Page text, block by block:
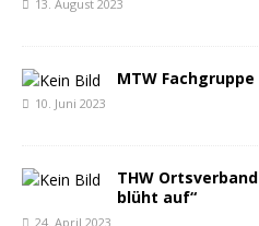
13. August 2023
MTW Fachgruppe
10. Juni 2023
THW
blüht auf“
24. April 2023